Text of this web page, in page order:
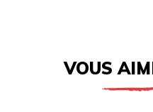
VOUS